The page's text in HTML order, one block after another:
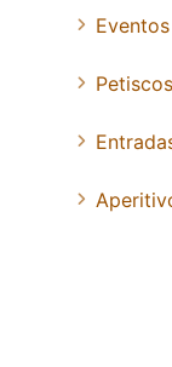
Petiscos